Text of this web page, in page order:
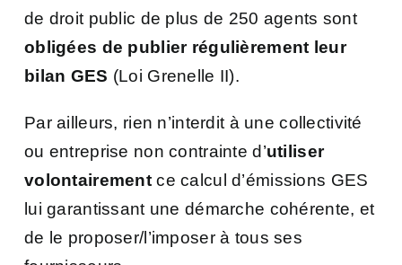
de droit public de plus de 250 agents sont
obligées de publier régulièrement leur
bilan GES (Loi Grenelle II).
Par ailleurs, rien n’interdit à une collectivité
ou entreprise non contrainte d’utiliser
volontairementce calcul d’émissions GES
lui garantissant une démarche cohérente, et
de le proposer/l’imposer à tous ses